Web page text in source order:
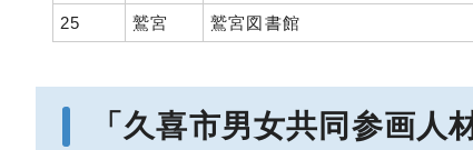
25
鷲宮 鷲宮図書館
「久喜市男女共同参画